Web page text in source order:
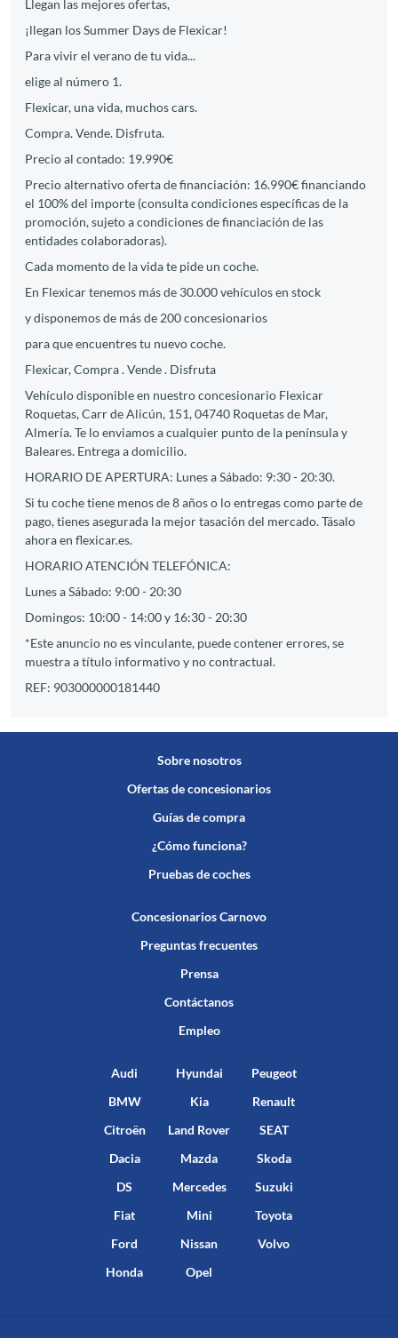
Llegan las mejores ofertas,
¡llegan los Summer Days de Flexicar!
Para vivir el verano de tu vida...
elige al número 1.
Flexicar, una vida, muchos cars.
Compra. Vende. Disfruta.
Precio al contado: 19.990€
Precio alternativo oferta de financiación: 16.990€ financiando
el 100% del importe (consulta condiciones específicas de la
promoción, sujeto a condiciones de financiación de las
entidades colaboradoras).
Cada momento de la vida te pide un coche.
En Flexicar tenemos más de 30.000 vehículos en stock
y disponemos de más de 200 concesionarios
para que encuentres tu nuevo coche.
Flexicar, Compra . Vende . Disfruta
Vehículo disponible en nuestro concesionario Flexicar
Roquetas, Carr de Alicún, 151, 04740 Roquetas de Mar,
Almería. Te lo enviamos a cualquier punto de la península y
Baleares. Entrega a domicilio.
HORARIO DE APERTURA: Lunes a Sábado: 9:30 - 20:30.
Si tu coche tiene menos de 8 años o lo entregas como parte de
pago, tienes asegurada la mejor tasación del mercado. Tásalo
ahora en flexicar.es.
HORARIO ATENCIÓN TELEFÓNICA:
Lunes a Sábado: 9:00 - 20:30
Domingos: 10:00 - 14:00 y 16:30 - 20:30
*Este anuncio no es vinculante, puede contener errores, se
muestra a título informativo y no contractual.
REF: 903000000181440
Sobre nosotros
Ofertas de concesionarios
Guías de compra
¿Cómo funciona?
Pruebas de coches
Concesionarios Carnovo
Preguntas frecuentes
Prensa
Contáctanos
Empleo
Audi
BMW
Citroën
Dacia
DS
Fiat
Ford
Honda
Hyundai
Kia
Land Rover
Mazda
Mercedes
Mini
Nissan
Opel
Peugeot
Renault
SEAT
Skoda
Suzuki
Toyota
Volvo